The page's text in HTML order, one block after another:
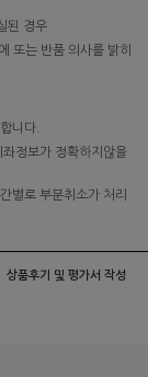
된 경우
또는 반품 의사를 밝히
니다.
정보가 정확하지않을
별로 부분취소가 처리
상품후기 및 평가서 작성